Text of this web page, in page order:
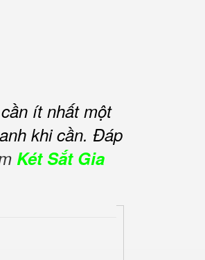
ít nhất một
khi cần. Đáp
Két Sắt Gia